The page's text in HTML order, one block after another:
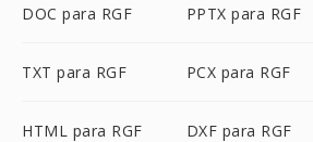
DOC para RGF PPTX para RGF
TXT para RGF PCX para RGF
HTML para RGF DXF para RGF